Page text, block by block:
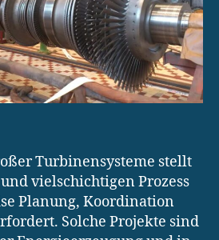
Turbinensysteme stellt
vielschichtigen Prozess
Planung, Koordination
Solche Projekte sind